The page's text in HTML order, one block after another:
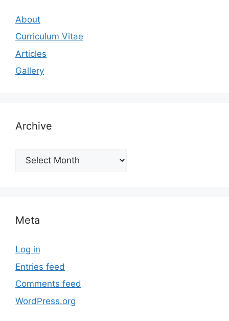
About
Curriculum Vitae
Articles
Gallery
Archive
Archive
Meta
Log in
Entries feed
Comments feed
WordPress.org